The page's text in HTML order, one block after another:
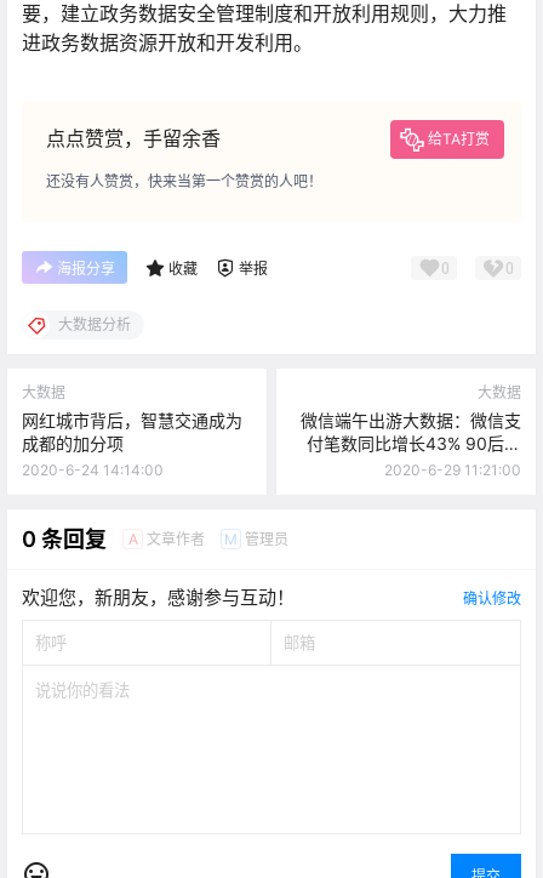
要，建立政务数据安全管理制度和开放利用规则，大力推
进政务数据资源开放和开发利用。
点点赞赏，手留余香 给TA打赏
还没有人赞赏，快来当第一个赞赏的人吧！
海报分享 收藏 举报 0 0
大数据分析
大数据
网红城市背后，智慧交通成为
成都的加分项
2020-6-24 14:14:00
大数据
微信端午出游大数据：微信支
付笔数同比增长43% 90后最
爱出游
2020-6-29 11:21:00
0 条回复 A 文章作者 M 管理员
欢迎您，新朋友，感谢参与互动！ 确认修改